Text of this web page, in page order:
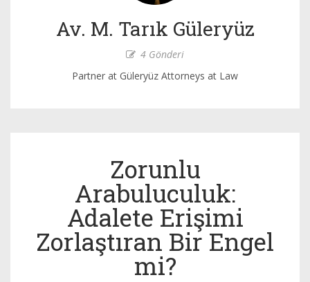
Av. M. Tarık Güleryüz
4 Gönderi
Partner at Güleryüz Attorneys at Law
Zorunlu
Arabuluculuk:
Adalete Erişimi
Zorlaştıran Bir Engel
mi?